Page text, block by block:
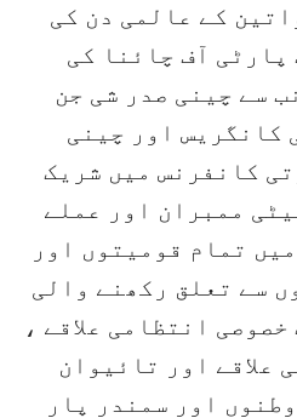
کے عالمی دن کی
پارٹی آف چائنا کی
سے چینی صدر شی جن
کانگریس اور چینی
کانفرنس میں شریک
ممبران اور عملے
تمام قومیتوں اور
سے تعلق رکھنے والی
انتظامی علاقے ،
علاقے اور تائیوان
اور سمندر پار